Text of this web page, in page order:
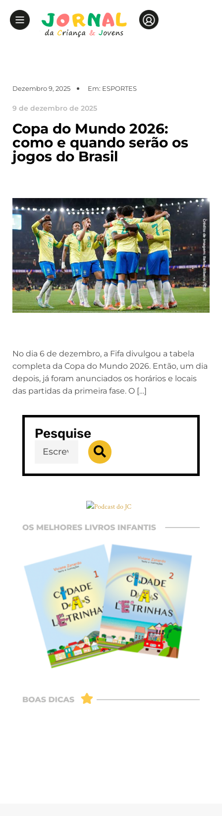
Dezembro 9, 2025 Em: ESPORTES
9 de dezembro de 2025
Copa do Mundo 2026:
como e quando serão os
jogos do Brasil
No dia 6 de dezembro, a Fifa divulgou a tabela
completa da Copa do Mundo 2026. Então, um dia
depois, já foram anunciados os horários e locais
das partidas da primeira fase. O […]
Pesquise